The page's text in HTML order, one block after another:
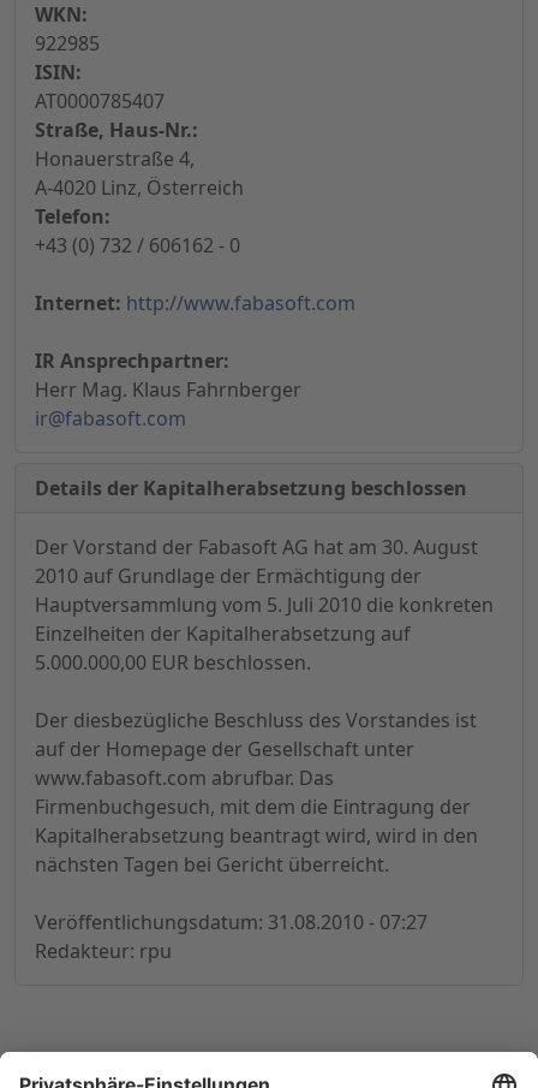
WKN:
922985
ISIN:
AT0000785407
Straße, Haus-Nr.:
Honauerstraße 4,
A-4020 Linz, Österreich
Telefon:
+43 (0) 732 / 606162 - 0
Internet: http://www.fabasoft.com
IR Ansprechpartner:
Herr Mag. Klaus Fahrnberger
ir@fabasoft.com
Details der Kapitalherabsetzung beschlossen
Der Vorstand der Fabasoft AG hat am 30. August
2010 auf Grundlage der Ermächtigung der
Hauptversammlung vom 5. Juli 2010 die konkreten
Einzelheiten der Kapitalherabsetzung auf
5.000.000,00 EUR beschlossen.
Der diesbezügliche Beschluss des Vorstandes ist
auf der Homepage der Gesellschaft unter
www.fabasoft.com abrufbar. Das
Firmenbuchgesuch, mit dem die Eintragung der
Kapitalherabsetzung beantragt wird, wird in den
nächsten Tagen bei Gericht überreicht.
Veröffentlichungsdatum: 31.08.2010 - 07:27
Redakteur: rpu